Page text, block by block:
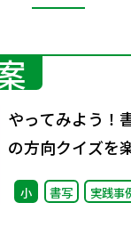
やってみよう
の方向クイズを
～「主体的・対
い学び」の実現
小 書写 実践事